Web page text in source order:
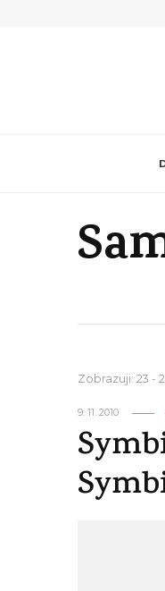
Zobrazuji: 23 -
9. 11. 2010